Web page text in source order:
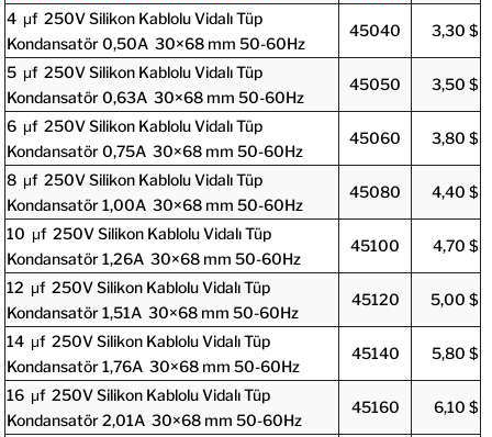
4 μf 250V Silikon Kablolu Vidalı Tüp
Kondansatör 0,50A 30×68 mm 50-60Hz
45040 3,30 $
5 μf 250V Silikon Kablolu Vidalı Tüp
Kondansatör 0,63A 30×68 mm 50-60Hz
45050 3,50 $
6 μf 250V Silikon Kablolu Vidalı Tüp
Kondansatör 0,75A 30×68 mm 50-60Hz
45060 3,80 $
8 μf 250V Silikon Kablolu Vidalı Tüp
Kondansatör 1,00A 30×68 mm 50-60Hz
45080 4,40 $
10 μf 250V Silikon Kablolu Vidalı Tüp
Kondansatör 1,26A 30×68 mm 50-60Hz
45100 4,70 $
12 μf 250V Silikon Kablolu Vidalı Tüp
Kondansatör 1,51A 30×68 mm 50-60Hz
45120 5,00 $
14 μf 250V Silikon Kablolu Vidalı Tüp
Kondansatör 1,76A 30×68 mm 50-60Hz
45140 5,80 $
16 μf 250V Silikon Kablolu Vidalı Tüp
Kondansatör 2,01A 30×68 mm 50-60Hz
45160 6,10 $